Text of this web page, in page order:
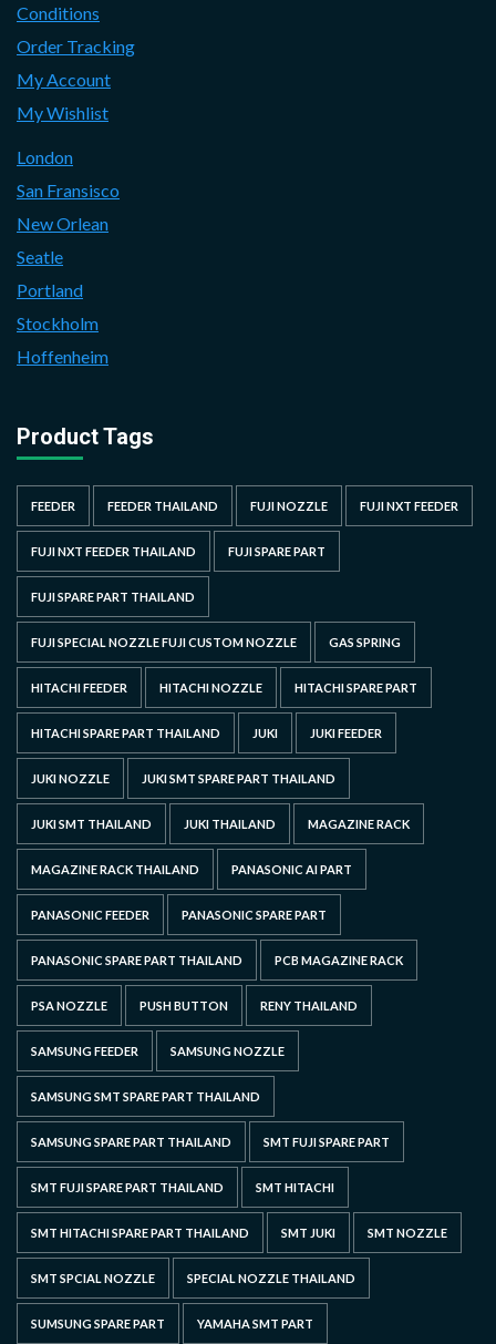
Conditions
Order Tracking
My Account
My Wishlist
London
San Fransisco
New Orlean
Seatle
Portland
Stockholm
Hoffenheim
Product Tags
FEEDER FEEDER THAILAND FUJI NOZZLE FUJI NXT FEEDER
FUJI NXT FEEDER THAILAND FUJI SPARE PART
FUJI SPARE PART THAILAND
FUJI SPECIAL NOZZLE FUJI CUSTOM NOZZLE GAS SPRING
HITACHI FEEDER HITACHI NOZZLE HITACHI SPARE PART
HITACHI SPARE PART THAILAND JUKI JUKI FEEDER
JUKI NOZZLE JUKI SMT SPARE PART THAILAND
JUKI SMT THAILAND JUKI THAILAND MAGAZINE RACK
MAGAZINE RACK THAILAND PANASONIC AI PART
PANASONIC FEEDER PANASONIC SPARE PART
PANASONIC SPARE PART THAILAND PCB MAGAZINE RACK
PSA NOZZLE PUSH BUTTON RENY THAILAND
SAMSUNG FEEDER SAMSUNG NOZZLE
SAMSUNG SMT SPARE PART THAILAND
SAMSUNG SPARE PART THAILAND SMT FUJI SPARE PART
SMT FUJI SPARE PART THAILAND SMT HITACHI
SMT HITACHI SPARE PART THAILAND SMT JUKI SMT NOZZLE
SMT SPCIAL NOZZLE SPECIAL NOZZLE THAILAND
SUMSUNG SPARE PART YAMAHA SMT PART